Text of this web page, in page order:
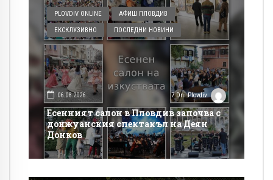
PLOVDIV ONLINE АФИШ ПЛОВДИВ
ЕКСКЛУЗИВНО ПОСЛЕДНИ НОВИНИ
06.08.2026 7 Dni Plovdiv
Есенният салон в Пловдив започва с
донжуанския спектакъл на Деян
Донков